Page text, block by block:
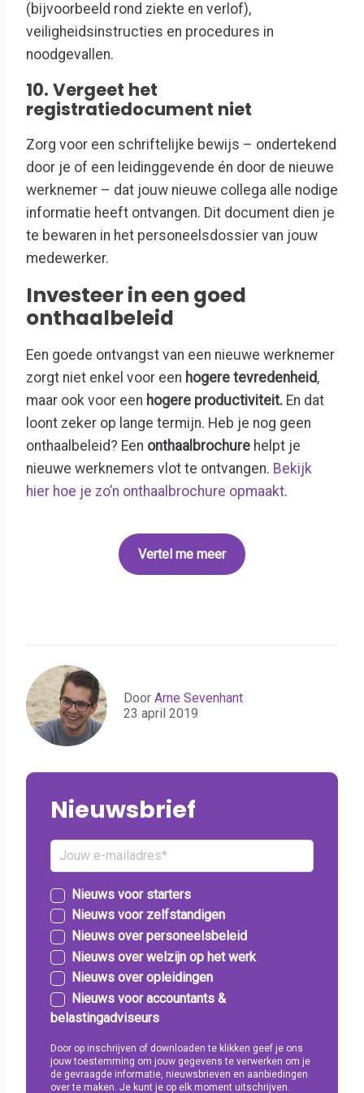
(bijvoorbeeld rond ziekte en verlof),
veiligheidsinstructies en procedures in
noodgevallen.
10. Vergeet het
registratiedocument niet
Zorg voor een schriftelijke bewijs – ondertekend
door je of een leidinggevende én door de nieuwe
werknemer – dat jouw nieuwe collega alle nodige
informatie heeft ontvangen. Dit document dien je
te bewaren in het personeelsdossier van jouw
medewerker.
Investeer in een goed
onthaalbeleid
Een goede ontvangst van een nieuwe werknemer
zorgt niet enkel voor een hogere tevredenheid,
maar ook voor een hogere productiviteit. En dat
loont zeker op lange termijn. Heb je nog geen
onthaalbeleid? Een onthaalbrochure helpt je
nieuwe werknemers vlot te ontvangen. Bekijk
hier hoe je zo’n onthaalbrochure opmaakt.
Vertel me meer
Door Arne Sevenhant
23 april 2019
Nieuwsbrief
Nieuws voor starters
Nieuws voor zelfstandigen
Nieuws over personeelsbeleid
Nieuws over welzijn op het werk
Nieuws over opleidingen
Nieuws voor accountants &
belastingadviseurs
Door op inschrijven of downloaden te klikken geef je ons
jouw toestemming om jouw gegevens te verwerken om je
de gevraagde informatie, nieuwsbrieven en aanbiedingen
over te maken. Je kunt je op elk moment uitschrijven.